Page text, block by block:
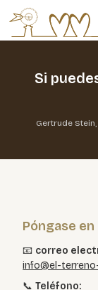
Si
Gertrude
Póngase
📧 correo
info@el-
📞Teléfono: